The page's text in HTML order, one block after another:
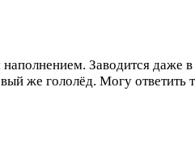
Заводится даже
же гололёд. Могу